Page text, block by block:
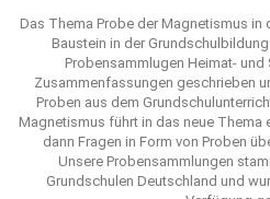
Das Thema Probe der Magnetismus in
Baustein in der
Probensammlugen Heimat-
Zusammenfassungen geschrieben
Proben aus dem
Magnetismus führt in das neue Thema
dann Fragen in Form von Proben
Unsere Probensammlungen
Grundschulen Deutschland und